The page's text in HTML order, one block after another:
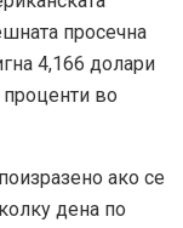
просечна
4,166 долари
проценти во
ако се
дена по